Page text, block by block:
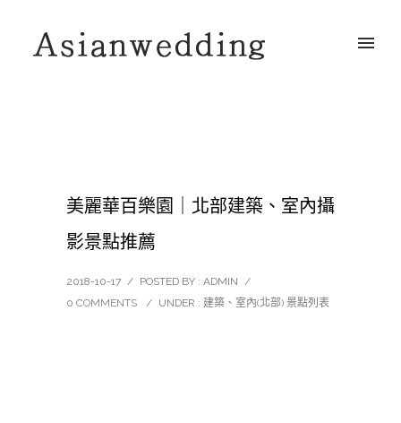
美麗華百樂園｜北部建築、室內攝
影景點推薦
2018-10-17 / POSTED BY : ADMIN /
0 COMMENTS
/ UNDER : 建築、室內(北部) 景點列表